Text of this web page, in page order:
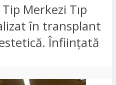
Merkezi Tıp
în transplant
Înființată